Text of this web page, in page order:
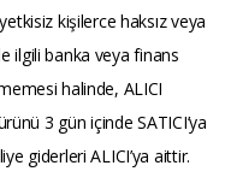
kişilerce haksız veya
ilgili banka veya finans
halinde, ALICI
3 gün içinde SATICI’ya
giderleri ALICI’ya aittir.